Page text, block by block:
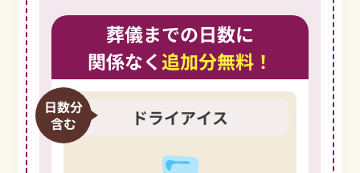
葬儀までの日数に
関係なく追加分無料！
日数分
含む
ドライアイス